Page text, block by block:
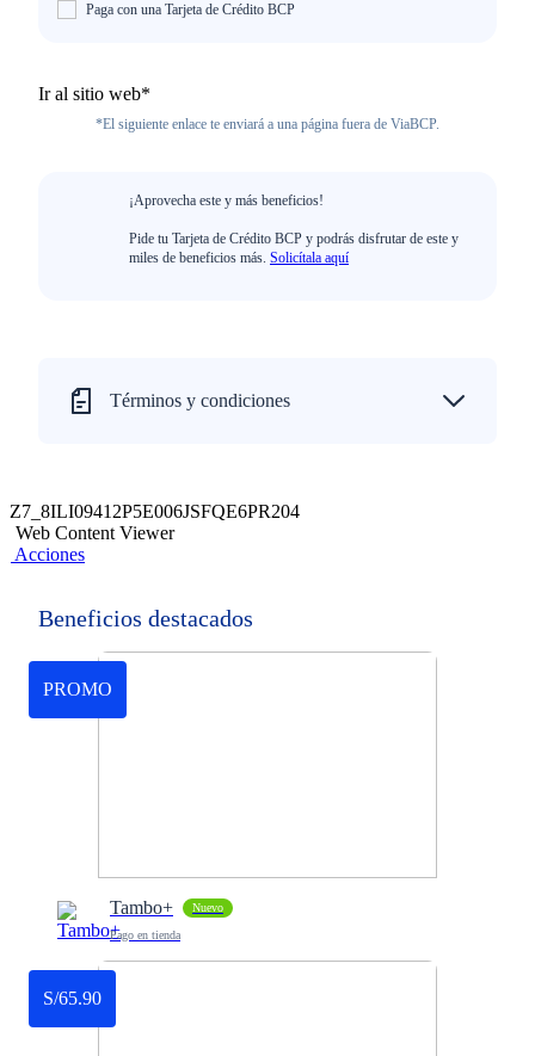
Paga con una Tarjeta de Crédito BCP
Ir al sitio web*
*El siguiente enlace te enviará a una página fuera de ViaBCP.
¡Aprovecha este y más beneficios!
Pide tu Tarjeta de Crédito BCP y podrás disfrutar de este y
miles de beneficios más. Solicítala aquí
Términos y condiciones
Z7_8ILI09412P5E006JSFQE6PR204
Web Content Viewer
Acciones
Beneficios destacados
PROMO
Tambo+ Nuevo
Pago en tienda
S/65.90